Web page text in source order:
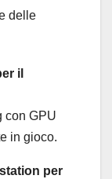
delle
il
con GPU
in gioco.
per